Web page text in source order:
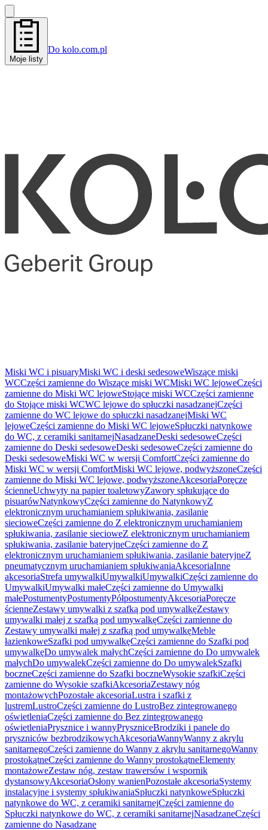
Moje listy
Do kolo.com.pl
Miski WC i pisuaryMiski WC i deski sedesoweWiszące miski
WCCzęści zamienne do Wiszące miski WCMiski WC lejoweCzęści
zamienne do Miski WC lejoweStojące miski WCCzęści zamienne
do Stojące miski WCWC lejowe do spłuczki nasadzanejCzęści
zamienne do WC lejowe do spłuczki nasadzanejMiski WC
lejoweCzęści zamienne do Miski WC lejoweSpłuczki natynkowe
do WC, z ceramiki sanitarnejNasadzaneDeski sedesoweCzęści
zamienne do Deski sedesoweDeski sedesoweCzęści zamienne do
Deski sedesoweMiski WC w wersji ComfortCzęści zamienne do
Miski WC w wersji ComfortMiski WC lejowe, podwyższoneCzęści
zamienne do Miski WC lejowe, podwyższoneAkcesoriaPoręcze
ścienneUchwyty na papier toaletowyZawory spłukujące do
pisuarówNatynkowyCzęści zamienne do NatynkowyZ
elektronicznym uruchamianiem spłukiwania, zasilanie
siecioweCzęści zamienne do Z elektronicznym uruchamianiem
spłukiwania, zasilanie siecioweZ elektronicznym uruchamianiem
spłukiwania, zasilanie bateryjneCzęści zamienne do Z
elektronicznym uruchamianiem spłukiwania, zasilanie bateryjneZ
pneumatycznym uruchamianiem spłukiwaniaAkcesoriaInne
akcesoriaStrefa umywalkiUmywalkiUmywalkiCzęści zamienne do
UmywalkiUmywalki małeCzęści zamienne do Umywalki
małePostumentyPostumentyPółpostumentyAkcesoriaPoręcze
ścienneZestawy umywalki z szafką pod umywalkęZestawy
umywalki małej z szafką pod umywalkęCzęści zamienne do
Zestawy umywalki małej z szafką pod umywalkęMeble
łazienkoweSzafki pod umywalkęCzęści zamienne do Szafki pod
umywalkęDo umywalek małychCzęści zamienne do Do umywalek
małychDo umywalekCzęści zamienne do Do umywalekSzafki
boczneCzęści zamienne do Szafki boczneWysokie szafkiCzęści
zamienne do Wysokie szafkiAkcesoriaZestawy nóg
montażowychPozostałe akcesoriaLustra i szafki z
lustremLustroCzęści zamienne do LustroBez zintegrowanego
oświetleniaCzęści zamienne do Bez zintegrowanego
oświetleniaPrysznice i wannyPryszniceBrodziki i panele do
pryszniców bezbrodzikowychAkcesoriaWannyWanny z akrylu
sanitarnegoCzęści zamienne do Wanny z akrylu sanitarnegoWanny
prostokątneCzęści zamienne do Wanny prostokątneElementy
montażoweZestaw nóg, zestaw trawersów i wspornik
dystansowyAkcesoriaOsłony wanienPozostałe akcesoriaSystemy
instalacyjne i systemy spłukiwaniaSpłuczki natynkoweSpłuczki
natynkowe do WC, z ceramiki sanitarnejCzęści zamienne do
Spłuczki natynkowe do WC, z ceramiki sanitarnejNasadzaneCzęści
zamienne do Nasadzane